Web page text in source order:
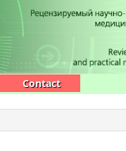
Contact